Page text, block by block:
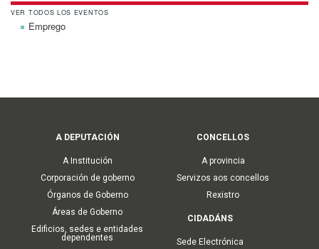
VER TODOS LOS EVENTOS
Emprego
navigation
A DEPUTACIÓN
A Institución
Corporación de goberno
Órganos de Goberno
Áreas de Goberno
Edificios, sedes e entidades
dependentes
CONCELLOS
A provincia
Servizos aos concellos
Rexistro
CIDADÁNS
Sede Electrónica